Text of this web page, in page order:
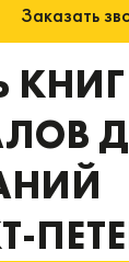
Заказать